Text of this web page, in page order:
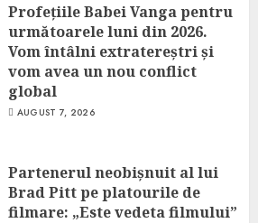
Profețiile Babei Vanga pentru
următoarele luni din 2026.
Vom întâlni extratereștri și
vom avea un nou conflict
global
AUGUST 7, 2026
Partenerul neobișnuit al lui
Brad Pitt pe platourile de
filmare: „Este vedeta filmului”